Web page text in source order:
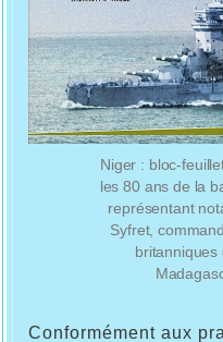
Niger : bloc-
les 80 ans de la
représentant
Syfret,
britanniques
Conformément aux